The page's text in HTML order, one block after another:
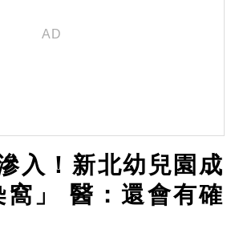
入！新北幼兒園成
窩」 醫：還會有確